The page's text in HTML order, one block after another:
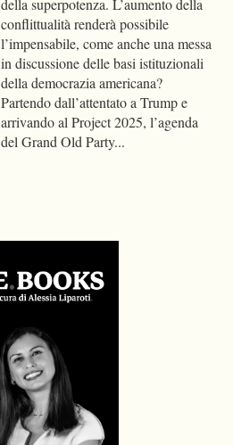
della superpotenza. L’aumento della
conflittualità renderà possibile
l’impensabile, come anche una messa
in discussione delle basi istituzionali
della democrazia americana?
Partendo dall’attentato a Trump e
arrivando al Project 2025, l’agenda
del Grand Old Party...